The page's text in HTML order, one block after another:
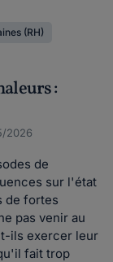
(RH)
:
2026
de
sur l'état
de fortes
pas venir au
ils exercer leur
fait trop